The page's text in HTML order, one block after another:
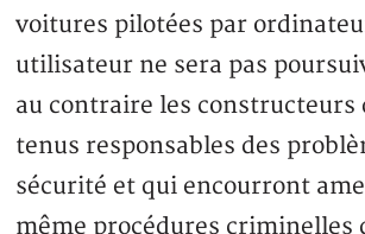
voitures pilotées par
utilisateur ne sera pas
au contraire les constructeurs
tenus responsables des
sécurité et qui encourront
même procédures criminelles